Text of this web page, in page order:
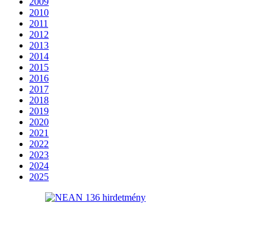
2010
2011
2012
2013
2014
2015
2016
2017
2018
2019
2020
2021
2022
2023
2024
2025